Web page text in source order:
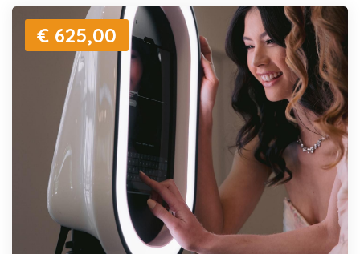
€ 625,00